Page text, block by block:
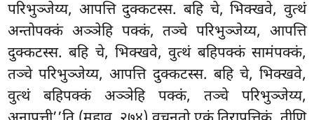
परिभुञ्जेय्य, आपत्ति दुक्कटस्स. बहि चे, भिक्खवे, वुत्थं
अन्तोपक्कं अञ्ञेहि पक्कं, तञ्चे परिभुञ्जेय्य, आपत्ति
दुक्कटस्स. बहि चे, भिक्खवे, वुत्थं बहिपक्कं सामंपक्कं,
तञ्चे परिभुञ्जेय्य, आपत्ति दुक्कटस्स. बहि चे, भिक्खवे,
वुत्थं बहिपक्कं अञ्ञेहि पक्कं, तञ्चे परिभुञ्जेय्य,